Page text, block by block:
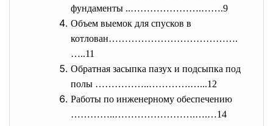
фундаменты ..………………….…….9
Объем выемок для спусков в
котлован………………………………….
…..11
Обратная засыпка пазух и подсыпка под
полы ……………..………….…...12
Работы по инженерному обеспечению
…………..…………………….….…14